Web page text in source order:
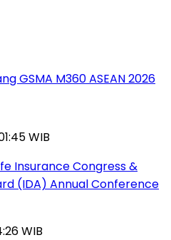
GSMA M360 ASEAN 2026
WIB
Insurance Congress &
(IDA) Annual Conference
WIB